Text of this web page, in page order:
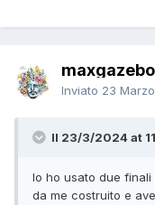
maxgazebo
Inviato 23
Il 23/3/2024 at
Io ho usato due
da me costruito e